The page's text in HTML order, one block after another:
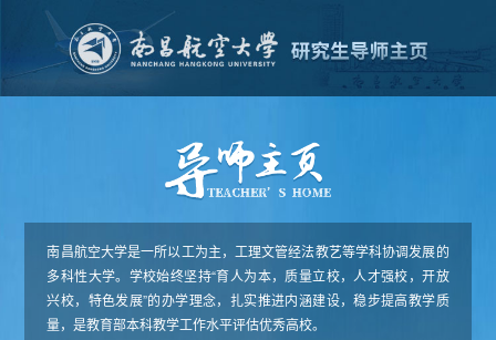
南昌航空大学是一所以工为主，工理文管经法教艺等学科协调发展的
多科性大学。学校始终坚持“育人为本，质量立校，人才强校，开放
兴校，特色发展”的办学理念，扎实推进内涵建设，稳步提高教学质
量，是教育部本科教学工作水平评估优秀高校。